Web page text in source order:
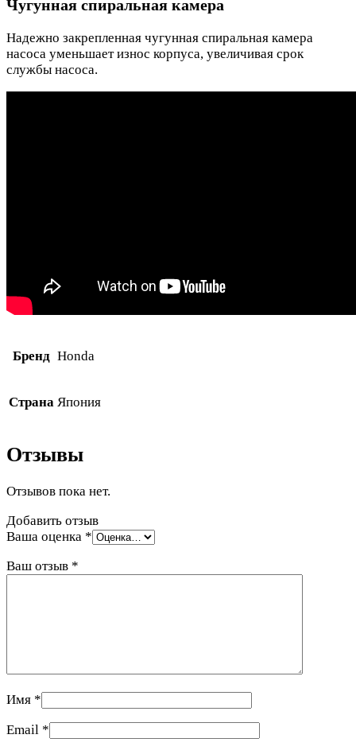
Чугунная спиральная камера
Надежно закрепленная чугунная спиральная камера
насоса уменьшает износ корпуса, увеличивая срок
службы насоса.
Бренд Honda
Страна Япония
Отзывы
Отзывов пока нет.
Добавить отзыв
Ваша оценка *
Ваш отзыв *
Имя *
Email *